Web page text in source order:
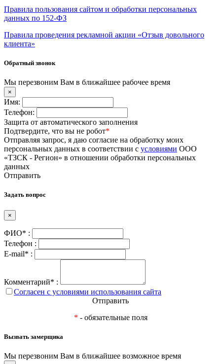
Правила пользования сайтом и обработки персональных
данных по 152-ФЗ
Правила проведения рекламной акции «Отзыв довольного
клиента»
Обратный звонок
Мы перезвоним Вам в ближайшее рабочее время
×
Имя:
Телефон:
Защита от автоматического заполнения
Подтвердите, что вы не робот*
Отправляя запрос, я даю согласие на обработку моих
персональных данных в соответствии с условиями ООО
«ТЗСК - Регион» в отношении обработки персональных
данных
Отправить
Задать вопрос
×
ФИО* :
Телефон :
E-mail* :
Комментарий* :
Согласен с условиями использования сайта
Отправить
* - обязательные поля
Вызвать замерщика
Мы перезвоним Вам в ближайшее возможное время